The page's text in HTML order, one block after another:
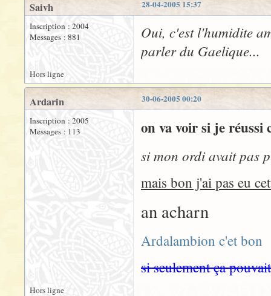
28-04-2005 15:37
Saivh
Inscription : 2004
Messages : 881
Oui, c'est l'humidite
parler du Gaelique...
Hors ligne
30-06-2005 00:20
Ardarin
Inscription : 2005
Messages : 113
on va voir si je réussi
si mon ordi avait pas
mais bon j'ai pas eu
an acharn
Ardalambion c'et bon
si seulement ça
Hors ligne